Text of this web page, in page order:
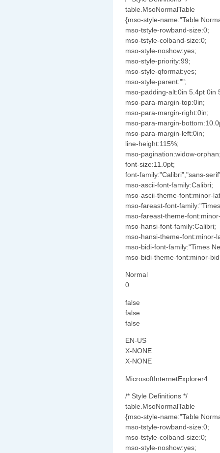
table.MsoNormalTable
{mso-style-name:"Table
mso-tstyle-rowband-size:0;
mso-tstyle-colband-size:0;
mso-style-noshow:yes;
mso-style-priority:99;
mso-style-qformat:yes;
mso-style-parent:"";
mso-padding-alt:0in 5.4pt 0in
mso-para-margin-top:0in;
mso-para-margin-right:0in;
mso-para-margin-
mso-para-margin-left:0in;
line-height:115%;
mso-pagination:widow-
font-size:11.0pt;
font-family:"Calibri","sans-
mso-ascii-font-family:Calibri;
mso-ascii-theme-font:minor-
mso-fareast-font-
mso-fareast-theme-
mso-hansi-font-family:Calibri;
mso-hansi-theme-font:minor-
mso-bidi-font-family:"Times
mso-bidi-theme-font:minor-
Normal
0
false
false
false
EN-US
X-NONE
X-NONE
MicrosoftInternetExplorer4
/* Style Definitions */
table.MsoNormalTable
{mso-style-name:"Table
mso-tstyle-rowband-size:0;
mso-tstyle-colband-size:0;
mso-style-noshow:yes;